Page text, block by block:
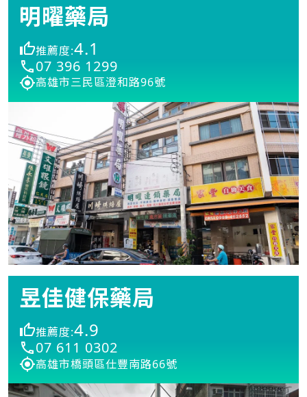
明曜藥局
推薦度:4.1
07 396 1299
高雄市三民區澄和路96號
昱佳健保藥局
推薦度:4.9
07 611 0302
高雄市橋頭區仕豐南路66號